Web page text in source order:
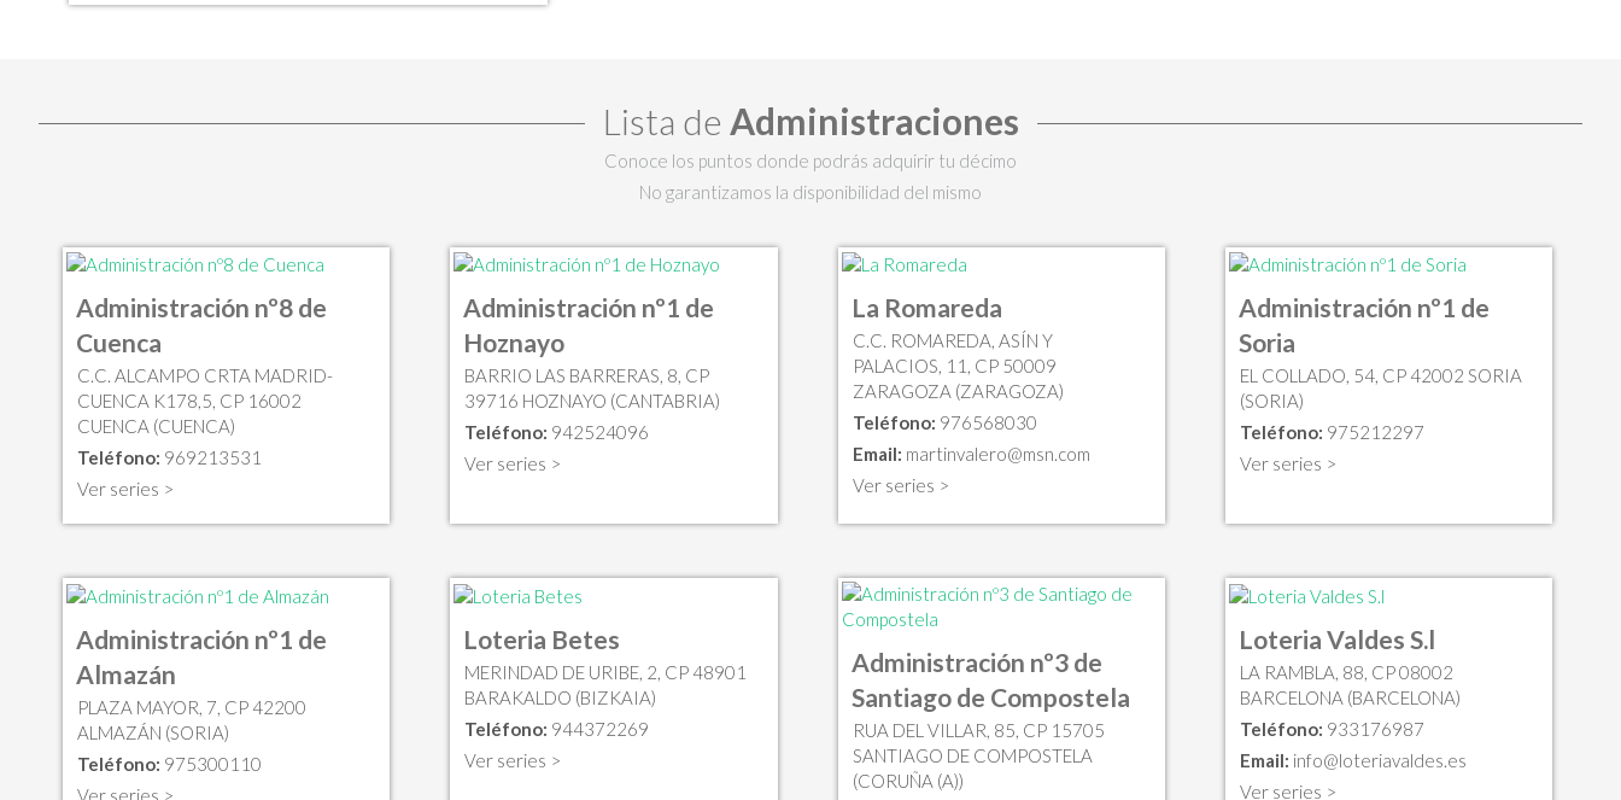
Lista de Administraciones
Conoce los puntos donde podrás adquirir tu décimo
No garantizamos la disponibilidad del mismo
Administración nº8 de
Cuenca
C.C. ALCAMPO CRTA MADRID-
CUENCA K178,5, CP 16002
CUENCA (CUENCA)
Teléfono: 969213531
Ver series >
Administración nº1 de
Hoznayo
BARRIO LAS BARRERAS, 8, CP
39716 HOZNAYO (CANTABRIA)
Teléfono: 942524096
Ver series >
La Romareda
C.C. ROMAREDA, ASÍN Y
PALACIOS, 11, CP 50009
ZARAGOZA (ZARAGOZA)
Teléfono: 976568030
Email: martinvalero@msn.com
Ver series >
Administración nº1 de
Soria
EL COLLADO, 54, CP 42002 SORIA
(SORIA)
Teléfono: 975212297
Ver series >
Administración nº1 de
Almazán
PLAZA MAYOR, 7, CP 42200
ALMAZÁN (SORIA)
Teléfono: 975300110
Ver series >
Loteria Betes
MERINDAD DE URIBE, 2, CP 48901
BARAKALDO (BIZKAIA)
Teléfono: 944372269
Ver series >
Administración nº3 de
Santiago de Compostela
RUA DEL VILLAR, 85, CP 15705
SANTIAGO DE COMPOSTELA
(CORUÑA (A))
Loteria Valdes S.l
LA RAMBLA, 88, CP 08002
BARCELONA (BARCELONA)
Teléfono: 933176987
Email: info@loteriavaldes.es
Ver series >